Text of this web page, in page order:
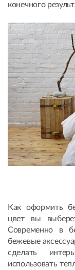
конечного
Как оформить
цвет вы
Современно в
бежевые
сделать
использовать